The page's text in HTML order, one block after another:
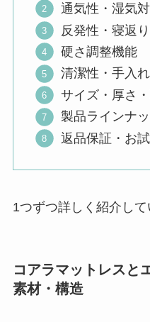
通気性・湿気
反発性・寝返
硬さ調整機能
清潔性・手入れ
サイズ・厚さ
製品ラインナ
返品保証・お
1つずつ詳しく紹介して
コアラマットレスと
素材・構造